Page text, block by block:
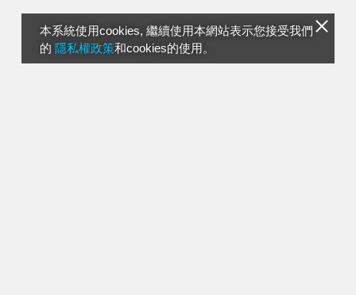
本系統使用cookies, 繼續使用本網站表示您接受我們
的 隱私權政策和cookies的使用。